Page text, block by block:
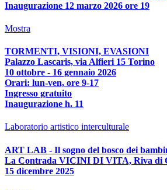
Inaugurazione 12 marzo 2026 ore 19
Mostra
TORMENTI, VISIONI, EVASIONI
Palazzo Lascaris, via Alfieri 15 Torino
10 ottobre - 16 gennaio 2026
Orari: lun-ven, ore 9-17
Ingresso gratuito
Inaugurazione h. 11
Laboratorio artistico interculturale
ART LAB - Il sogno del bosco dei
La Contrada VICINI DI VITA, Riva di
15 dicembre 2025